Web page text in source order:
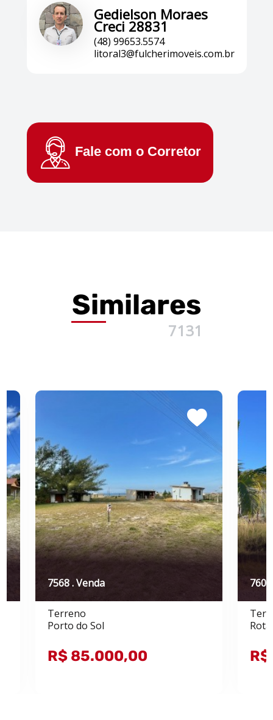
Gedielson Moraes
Creci 28831
(48) 99653.5574
litoral3@fulcherimoveis.com.br
Fale com o Corretor
Similares
7131
7568 . Venda
Terreno
Porto do Sol
R$ 85.000,00